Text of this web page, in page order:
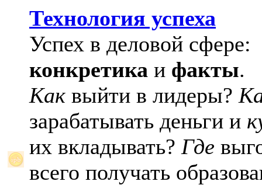
Технология успеха
Успех в деловой сфере:
конкретика и факты.
Как выйти в лидеры?
зарабатывать деньги и
их вкладывать? Где
всего получать